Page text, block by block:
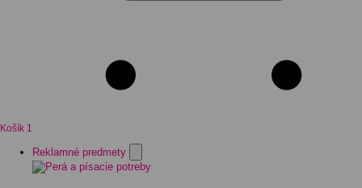
Košík 1
Reklamné predmety